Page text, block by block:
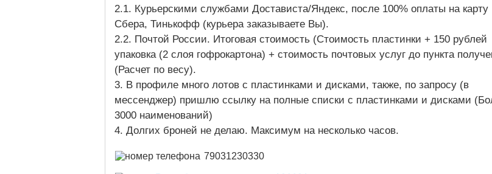
2.1. Курьерскими службами Достависта/Яндекс, после 100% оплаты на карту
Сбера, Тинькофф (курьера заказываете Вы).
2.2. Почтой России. Итоговая стоимость (Стоимость пластинки + 150 рублей
упаковка (2 слоя гофрокартона) + стоимость почтовых услуг до пункта
(Расчет по весу).
3. В профиле много лотов с пластинками и дисками, также, по запросу (в
мессенджер) пришлю ссылку на полные списки с пластинками и дисками
3000 наименований)
4. Долгих броней не делаю. Максимум на несколько часов.
79031230330